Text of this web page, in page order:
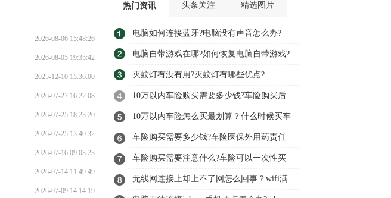
2026-08-06 15:48:26
2026-08-05 19:35:42
2025-12-10 15:36:00
2026-07-27 16:22:08
2026-07-25 18:23:20
2026-07-25 13:40:32
2026-07-16 09:03:23
2026-07-14 11:49:49
2026-07-09 14:14:19
热门资讯 头条关注 精选图片
电脑如何连接蓝牙?电脑没有声音怎么办?
电脑自带游戏在哪?如何恢复电脑自带游戏?
灭蚊灯有没有用?灭蚊灯有哪些优点?
10万以内车险购买需要多少钱?车险购买后
可以更改投保人吗?
10万以内车险怎么买最划算？什么时候买车
险优惠力度最大?
车险购买需要多少钱?车险医保外用药责任
险多少钱?
车险购买需要注意什么?车险可以一次性买
多年吗?
无线网连接上却上不了网怎么回事？wifi满